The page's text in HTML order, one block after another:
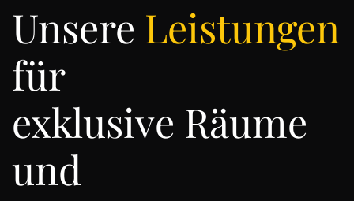
Unsere Leistungen
für
exklusive Räume
und